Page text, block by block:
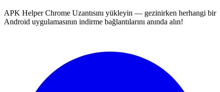
APK Helper Chrome Uzantısını yükleyin — gezinirken herhangi bir
Android uygulamasının indirme bağlantılarını anında alın!